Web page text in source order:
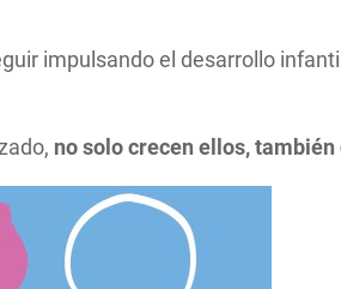
impulsando el desarrollo
no solo crecen ellos,